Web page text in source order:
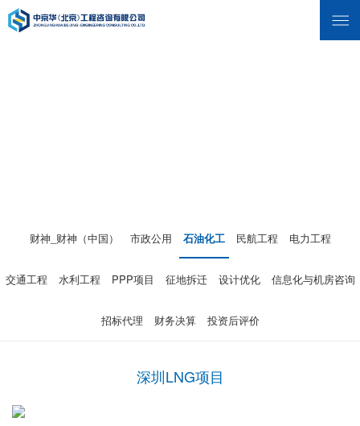
财神_财神（中国） 市政公用 石油化工 民航工程 电力工程
交通工程 水利工程 PPP项目 征地拆迁 设计优化 信息化与机房咨询
招标代理 财务决算 投资后评价
深圳LNG项目